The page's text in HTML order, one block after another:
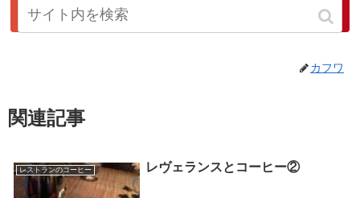
Google+ Pinterest
カフワ
関連記事
レストランのコーヒー レヴェランスとコーヒー②